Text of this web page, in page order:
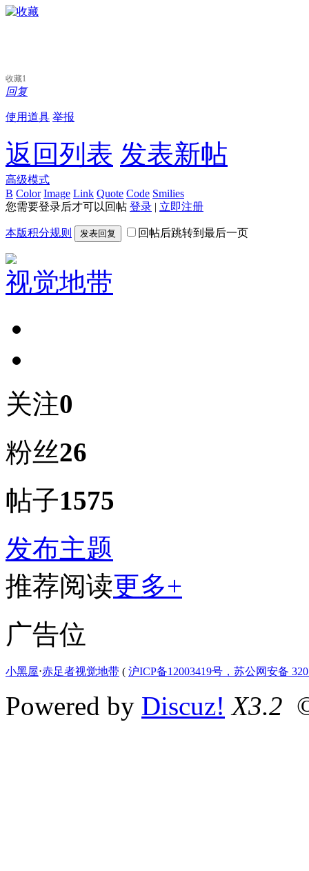
收藏1
回复
使用道具 举报
返回列表 发表新帖
高级模式
B Color Image Link Quote Code Smilies
您需要登录后才可以回帖 登录 | 立即注册
本版积分规则 发表回复 回帖后跳转到最后一页
视觉地带
关注0
粉丝26
帖子1575
发布主题
推荐阅读更多+
广告位
小黑屋⋅赤足者视觉地带 ( 沪ICP备12003419号，苏公网安备
Powered by Discuz! X3.2